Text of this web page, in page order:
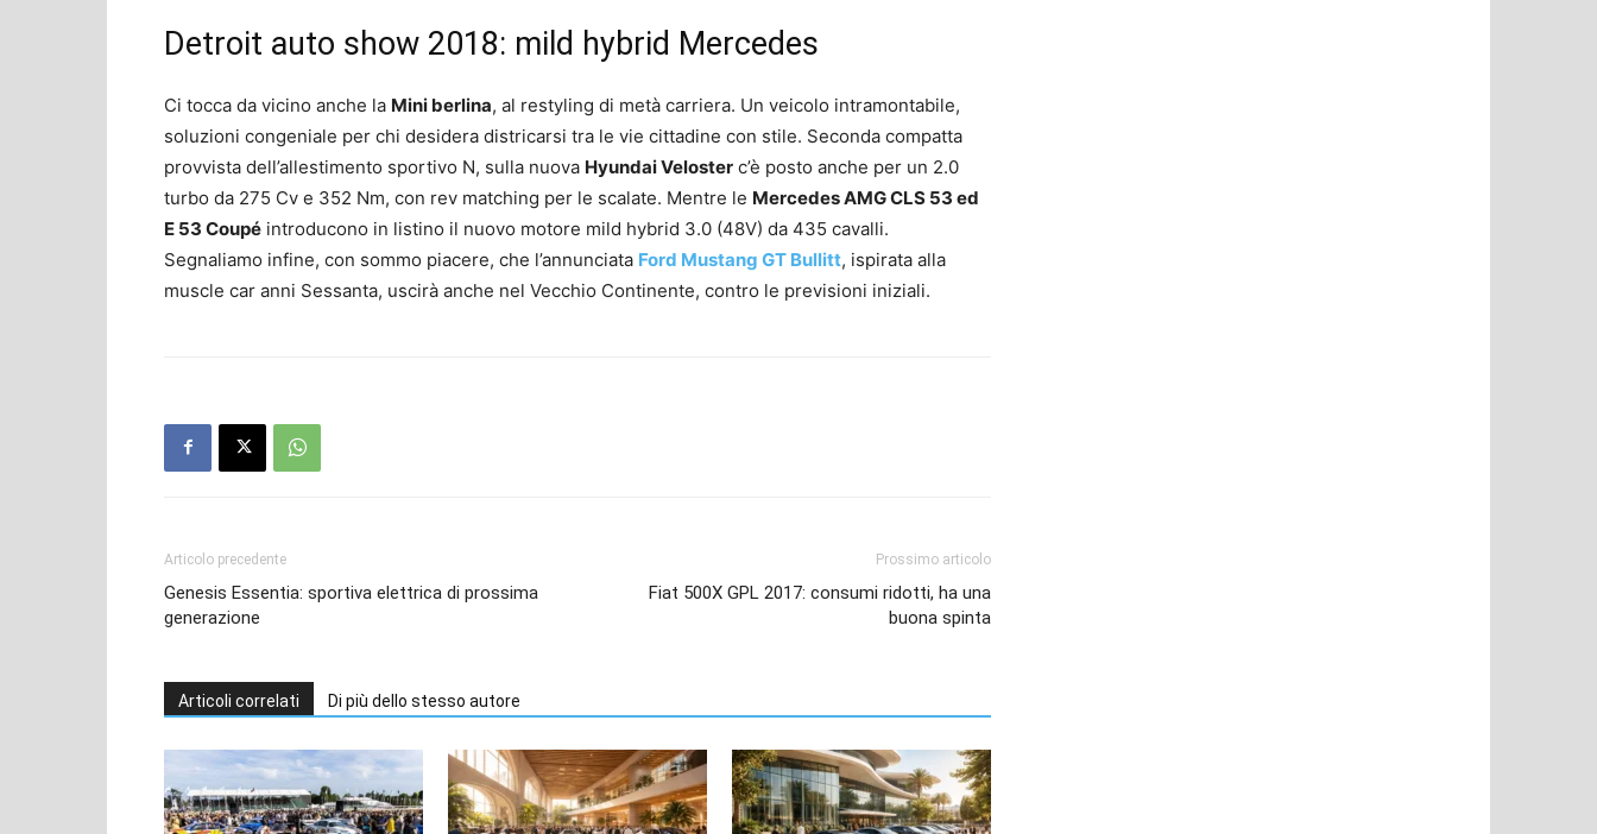
Detroit auto show 2018: mild hybrid Mercedes
Ci tocca da vicino anche la Mini berlina, al restyling di metà carriera. Un veicolo intramontabile,
soluzioni congeniale per chi desidera districarsi tra le vie cittadine con stile. Seconda compatta
provvista dell’allestimento sportivo N, sulla nuova Hyundai Veloster c’è posto anche per un 2.0
turbo da 275 Cv e 352 Nm, con rev matching per le scalate. Mentre le Mercedes AMG CLS 53 ed
E 53 Coupé introducono in listino il nuovo motore mild hybrid 3.0 (48V) da 435 cavalli.
Segnaliamo infine, con sommo piacere, che l’annunciata Ford Mustang GT Bullitt, ispirata alla
muscle car anni Sessanta, uscirà anche nel Vecchio Continente, contro le previsioni iniziali.
Articolo precedente
Genesis Essentia: sportiva elettrica di prossima
generazione
Prossimo articolo
Fiat 500X GPL 2017: consumi ridotti, ha una
buona spinta
Articoli correlati Di più dello stesso autore